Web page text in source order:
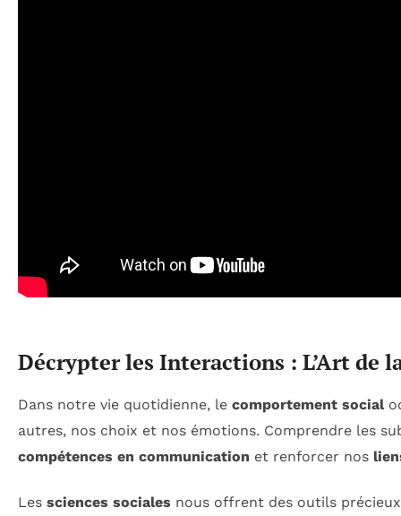
Décrypter les Interactions : L’Art de
Dans notre vie quotidienne, le comportement social
autres, nos choix et nos émotions. Comprendre les
compétences en communication et renforcer nos
Les sciences sociales nous offrent des outils